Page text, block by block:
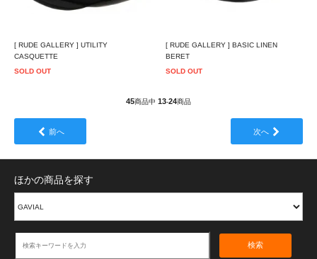
[ RUDE GALLERY ] UTILITY
CASQUETTE
SOLD OUT
[ RUDE GALLERY ] BASIC LINEN
BERET
SOLD OUT
45商品中 13-24商品
前へ 次へ
ほかの商品を探す
検索